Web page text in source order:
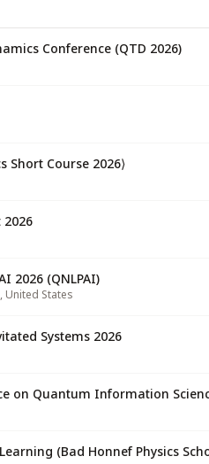
Conference (QTD 2026)
⟨Q|School Single Photonics Short Course 2026
2026 (QNLPAI)
,United States
Systems 2026
on Quantum Information
(Bad Honnef Physics